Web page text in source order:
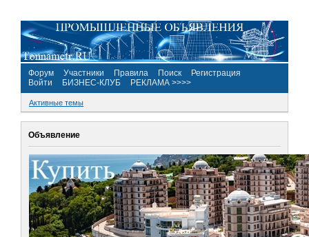
Форум Участники Правила Поиск
Регистрация
Войти
БИЗНЕС-КЛУБ РЕКЛАМА >>>>
Активные темы
Объявление